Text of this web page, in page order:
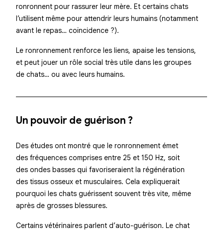
ronronnent pour rassurer leur mère. Et certains chats
l’utilisent même pour attendrir leurs humains (notamment
avant le repas… coïncidence ?).
Le ronronnement renforce les liens, apaise les tensions,
et peut jouer un rôle social très utile dans les groupes
de chats… ou avec leurs humains.
Un pouvoir de guérison ?
Des études ont montré que le ronronnement émet
des fréquences comprises entre 25 et 150 Hz, soit
des ondes basses qui favoriseraient la régénération
des tissus osseux et musculaires. Cela expliquerait
pourquoi les chats guérissent souvent très vite, même
après de grosses blessures.
Certains vétérinaires parlent d’auto-guérison. Le chat